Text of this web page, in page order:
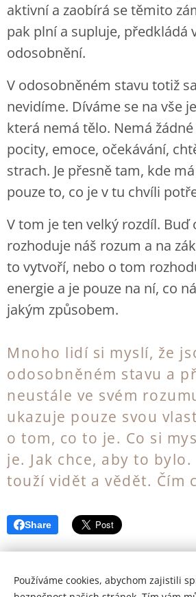
aktivní a zaobírá se těmito
pak plní a supluje, předkládá
odosobnění.
V odosobněném stavu totiž
nevidíme. Díváme se na vše
která nemá tělo. Nemá
pocity, emoce, očekávání,
strach. Je přesně tam, kde
pouze to, co je v tu chvíli
V tom je ten velký rozdíl.
rozhoduje náš rozum a na
to vytvoří, nebo o tom
energie a je pouze na ní, co
jakým způsobem.
Mnoho lidí si myslí, že
odosobněném stavu a
neustále ve svém
ukazuje pouze svou
o tom, co to je. Co si
je. Jak chce, aby to bylo.
touží vidět a vědět. Čím
Share
Používáme cookies, abychom zajistili